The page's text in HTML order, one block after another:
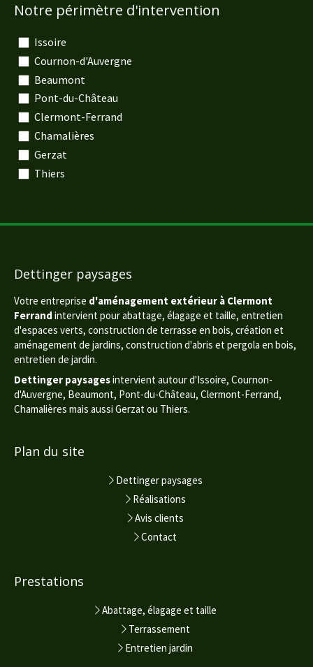
Notre périmètre d'intervention
Issoire
Cournon-d'Auvergne
Beaumont
Pont-du-Château
Clermont-Ferrand
Chamalières
Gerzat
Thiers
Dettinger paysages
Votre entreprise d'aménagement extérieur à Clermont
Ferrand intervient pour abattage, élagage et taille, entretien
d'espaces verts, construction de terrasse en bois, création et
aménagement de jardins, construction d'abris et pergola en bois,
entretien de jardin.
Dettinger paysagesintervient autour d'Issoire, Cournon-
d'Auvergne, Beaumont, Pont-du-Château, Clermont-Ferrand,
Chamalières mais aussi Gerzat ou Thiers.
Plan du site
Dettinger paysages
Réalisations
Avis clients
Contact
Prestations
Abattage, élagage et taille
Terrassement
Entretien jardin